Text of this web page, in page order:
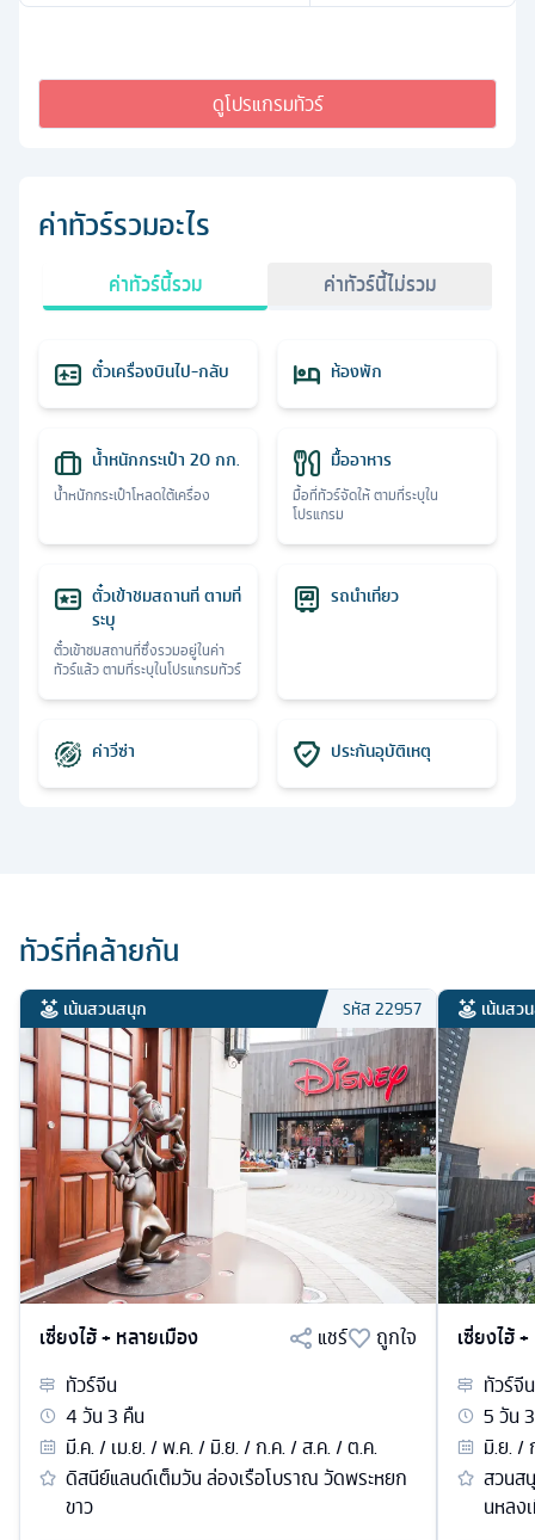
ดูโปรแกรมทัวร์
ค่าทัวร์รวมอะไร
ค่าทัวร์นี้รวม ค่าทัวร์นี้ไม่รวม
ตั๋วเครื่องบินไป-กลับ ห้องพัก
น้ำหนักกระเป๋า 20 กก.
น้ำหนักกระเป๋าโหลดใต้เครื่อง
มื้ออาหาร
มื้อที่ทัวร์จัดให้ ตามที่ระบุใน
โปรแกรม
ตั๋วเข้าชมสถานที่ ตามที่
ระบุ
ตั๋วเข้าชมสถานที่ซึ่งรวมอยู่ในค่า
ทัวร์แล้ว ตามที่ระบุในโปรแกรมทัวร์
รถนำเที่ยว
ค่าวีซ่า ประกันอุบัติเหตุ
ทัวร์ที่คล้ายกัน
เน้นสวนสนุก รหัส22957
เซี่ยงไฮ้ + หลายเมือง แชร์
ถูกใจ
ทัวร์จีน
4วัน3 คืน
มี.ค. / เม.ย. / พ.ค. / มิ.ย. / ก.ค. / ส.ค. / ต.ค.
ดิสนีย์แลนด์เต็มวัน ล่องเรือโบราณ วัดพระหยก
ขาว
เน้นสว
เซี่ยงไฮ้
ทัวร์จีน
5วัน3
มิ.ย. /
สวนส
นหลง